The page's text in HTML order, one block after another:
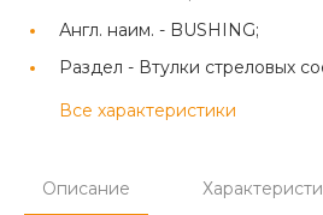
Англ. наим. - BUSHING;
Раздел - Втулки стреловых
Все характеристики
Описание